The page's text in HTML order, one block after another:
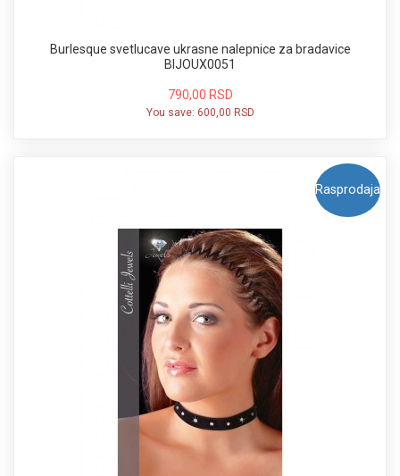
Burlesque svetlucave ukrasne nalepnice za bradavice
BIJOUX0051
790,00 RSD
You save: 600,00 RSD
Rasprodaja